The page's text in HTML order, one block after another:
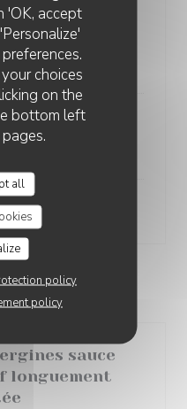
'OK, accept
choices
on the
bottom left
all
policy
policy
onctueuse aux
frais )
+2,50 €
choix
POULET + 4 €
sauce
longuement